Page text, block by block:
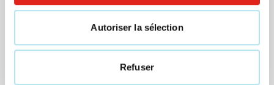
Autoriser la sélection
Refuser
Pochette crayons Holger